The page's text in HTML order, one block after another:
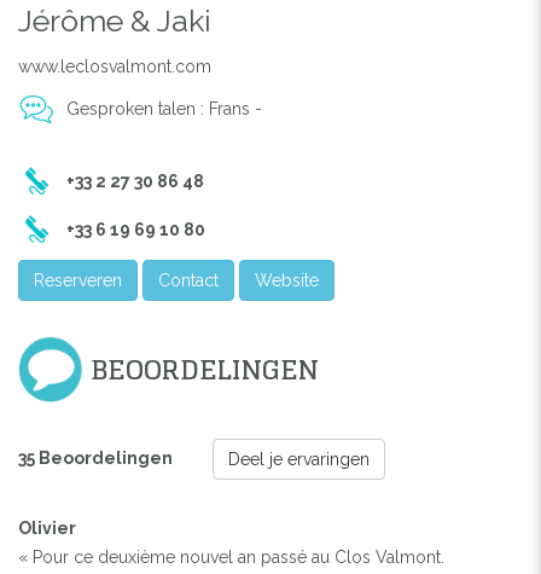
Jérôme & Jaki
www.leclosvalmont.com
Gesproken talen : Frans -
+33 2 27 30 86 48
+33 6 19 69 10 80
Reserveren Contact Website
BEOORDELINGEN
35 Beoordelingen Deel je ervaringen
Olivier
« Pour ce deuxième nouvel an passé au Clos Valmont.